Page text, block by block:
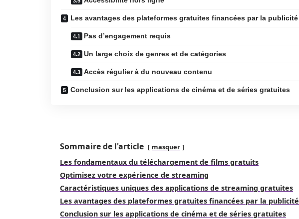
Les avantages des plateformes gratuites financées par la publicité
Pas d’engagement requis
Un large choix de genres et de catégories
Accès régulier à du nouveau contenu
Conclusion sur les applications de cinéma et de séries gratuites
Sommaire de l'article masquer
Les fondamentaux du téléchargement de films gratuits
Optimisez votre expérience de streaming
Caractéristiques uniques des applications de streaming gratuites
Les avantages des plateformes gratuites financées par la publicité
Conclusion sur les applications de cinéma et de séries gratuites